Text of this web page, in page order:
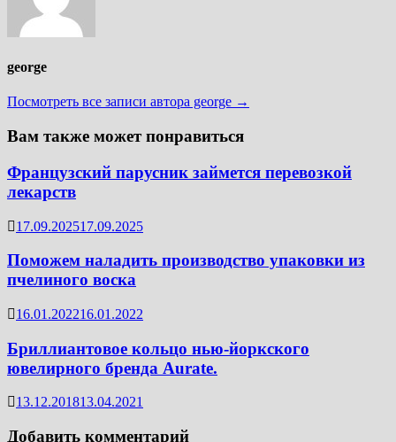
george
Посмотреть все записи автора george →
Вам также может понравиться
Французский парусник займется перевозкой
лекарств
17.09.202517.09.2025
Поможем наладить производство упаковки из
пчелиного воска
16.01.202216.01.2022
Бриллиантовое кольцо нью-йоркского
ювелирного бренда Aurate.
13.12.201813.04.2021
Добавить комментарий